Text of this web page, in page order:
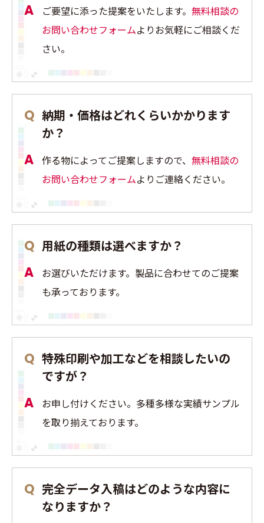
ご要望に添った提案をいたします。 無料相談の
お問い合わせフォームよりお気軽にご相談くだ
さい。
納期・価格はどれくらいかかります
か？
作る物によってご提案しますので、 無料相談の
お問い合わせフォームよりご連絡ください。
用紙の種類は選べますか？
お選びいただけます。製品に合わせてのご提案
も承っております。
特殊印刷や加工などを相談したいの
ですが？
お申し付けください。多種多様な実績サンプル
を取り揃えております。
完全データ入稿はどのような内容に
なりますか？